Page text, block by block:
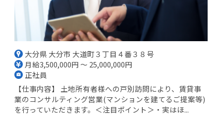
大分県 大分市 大道町３丁目４番３８号
月給3,500,000円 ～ 25,000,000円
正社員
【仕事内容】 土地所有者様への戸別訪問により、賃貸事
業のコンサルティング営業(マンションを建てるご提案等)
を行っていただきます。＜注目ポイント＞・実はほ...